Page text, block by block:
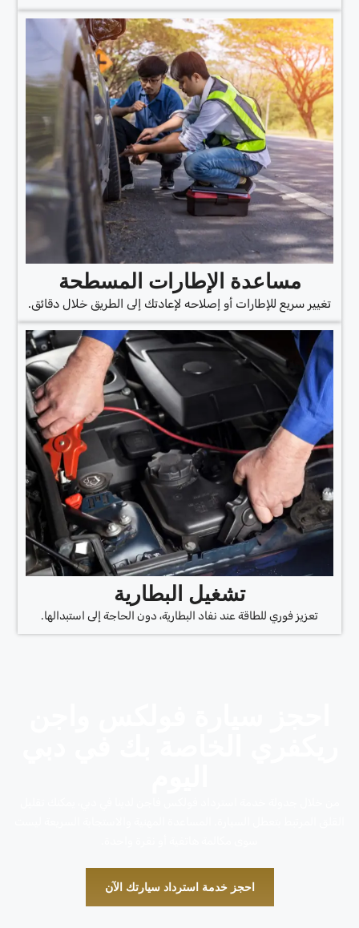
مساعدة الإطارات المسطحة
تغيير سريع للإطارات أو إصلاحه لإعادتك إلى الطريق خلال دقائق.
تشغيل البطارية
تعزيز فوري للطاقة عند نفاد البطارية، دون الحاجة إلى استبدالها.
احجز خدمة استرداد سيارتك الآن